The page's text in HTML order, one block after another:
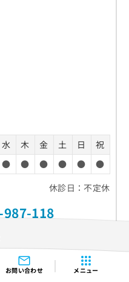
お問い合わせ メニュー
水 木 金 土 日
祝
● ● ● ● ●
●
休診日：不定休
987-118
ジ
を見る